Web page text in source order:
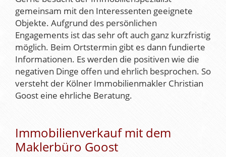
gemeinsam mit den Interessenten geeignete
Objekte. Aufgrund des persönlichen
Engagements ist das sehr oft auch ganz kurzfristig
möglich. Beim Ortstermin gibt es dann fundierte
Informationen. Es werden die positiven wie die
negativen Dinge offen und ehrlich besprochen. So
versteht der Kölner Immobilienmakler Christian
Goost eine ehrliche Beratung.
Immobilienverkauf mit dem
Maklerbüro Goost